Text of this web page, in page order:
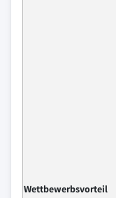
Wettbewerbsvorteil